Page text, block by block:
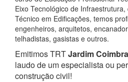
Eixo Tecnológico de
Técnico em Edificações, temos
engenheiros, arquitetos,
telhadistas, gasistas e outros.
Emitimos TRTJardim Coimbra
laudo de um especialista ou
construção civil!